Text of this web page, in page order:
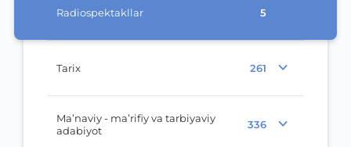
Radiospektakllar 5
Tarix 261
Ma’naviy - ma’rifiy va tarbiyaviy
adabiyot
336